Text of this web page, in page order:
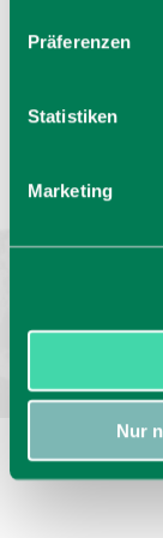
Präferenzen
Statistiken
Marketing
Nur